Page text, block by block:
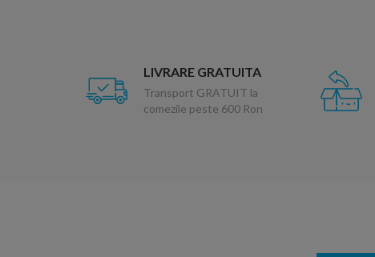
LIVRARE GRATUITA
Transport GRATUIT la
comezile peste 600 Ron